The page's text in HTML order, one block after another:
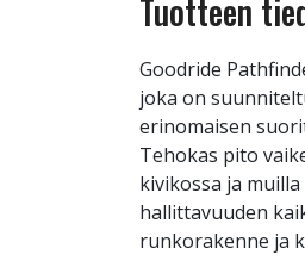
Tuotteen
Goodride
joka on
erinomaisen
Tehokas pito
kivikossa ja
hallittavuuden
runkorakenne ja